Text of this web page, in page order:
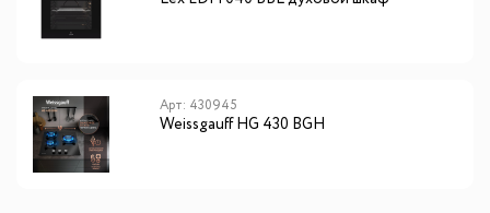
Арт: 430945
Weissgauff HG 430 BGH